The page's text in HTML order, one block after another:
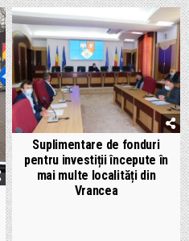
Suplimentare de fonduri
pentru investiții începute în
mai multe localități din
Vrancea